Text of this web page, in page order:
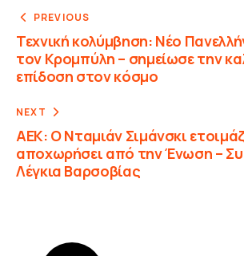
PREVIOUS
Τεχνική κολύμβηση: Νέο
τον Κρομπύλη – σημείωσε την
επίδοση στον κόσμο
NEXT
ΑΕΚ: Ο Νταμιάν Σιμάνσκι
αποχωρήσει από την Ένωση –
Λέγκια Βαρσοβίας